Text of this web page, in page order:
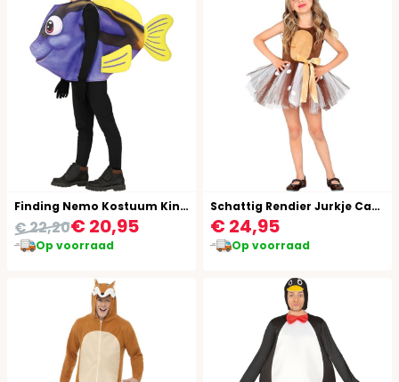
Finding Nemo Kostuum Kind Paars
€ 20,95
€ 22,20
Op voorraad
Schattig Rendier Jurkje Carnaval Kind
€ 24,95
Op voorraad